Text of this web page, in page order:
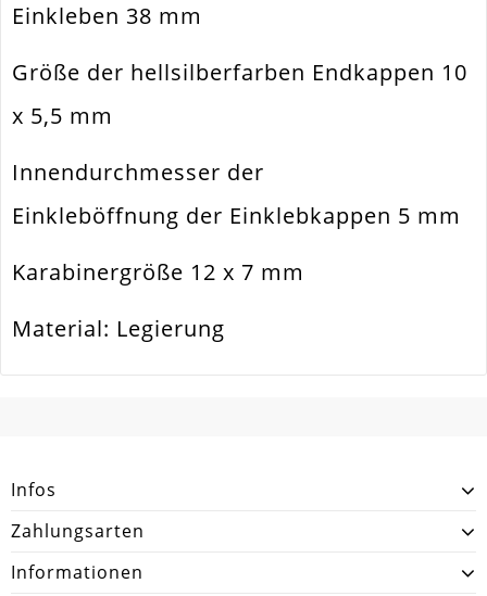
Einkleben 38 mm
Größe der hellsilberfarben Endkappen 10
x 5,5 mm
Innendurchmesser der
Einkleböffnung der Einklebkappen 5 mm
Karabinergröße 12 x 7 mm
Material: Legierung
Infos
Zahlungsarten
Informationen